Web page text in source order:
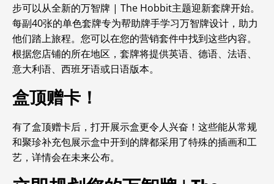
步可以从全新的万智牌 | The Hobbit主题迎新套牌开始。
每副40张的单色套牌专为帮助牌手学习万智牌设计 ，助力
他们踏上旅程。您可以在您的营销套件中找到这些内容。
根据您店铺的所在地区，套牌将提供英语、德语、法语、
意大利语、西班牙语或日语版本。
盒顶赠卡！
有了盒顶赠卡后，打开展示盒更令人兴奋！这些能从常规
和聚珍补充包展示盒中开到的牌都采用了特殊的插画和工
艺，详情会在未来公布。